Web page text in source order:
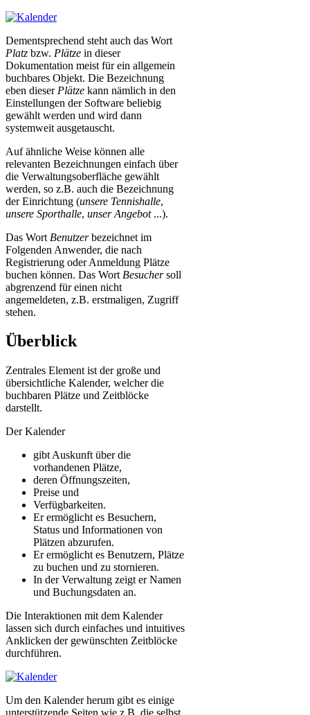
Dementsprechend steht auch das Wort
Platz bzw. Plätze in dieser
Dokumentation meist für ein allgemein
buchbares Objekt. Die Bezeichnung
eben dieser Plätze kann nämlich in den
Einstellungen der Software beliebig
gewählt werden und wird dann
systemweit ausgetauscht.
Auf ähnliche Weise können alle
relevanten Bezeichnungen einfach über
die Verwaltungsoberfläche gewählt
werden, so z.B. auch die Bezeichnung
der Einrichtung (unsere Tennishalle,
unsere Sporthalle, unser Angebot...).
Das Wort Benutzerbezeichnet im
Folgenden Anwender, die nach
Registrierung oder Anmeldung Plätze
buchen können. Das Wort Besuchersoll
abgrenzend für einen nicht
angemeldeten, z.B. erstmaligen, Zugriff
stehen.
Überblick
Zentrales Element ist der große und
übersichtliche Kalender, welcher die
buchbaren Plätze und Zeitblöcke
darstellt.
Der Kalender
gibt Auskunft über die
vorhandenen Plätze,
deren Öffnungszeiten,
Preise und
Verfügbarkeiten.
Er ermöglicht es Besuchern,
Status und Informationen von
Plätzen abzurufen.
Er ermöglicht es Benutzern, Plätze
zu buchen und zu stornieren.
In der Verwaltung zeigt er Namen
und Buchungsdaten an.
Die Interaktionen mit dem Kalender
lassen sich durch einfaches und intuitives
Anklicken der gewünschten Zeitblöcke
durchführen.
Um den Kalender herum gibt es einige